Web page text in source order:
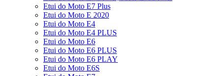
Etui do Moto E7 Plus
Etui do Moto E 2020
Etui do Moto E4
Etui do Moto E4 PLUS
Etui do Moto E6
Etui do Moto E6 PLUS
Etui do Moto E6 PLAY
Etui do Moto E6S